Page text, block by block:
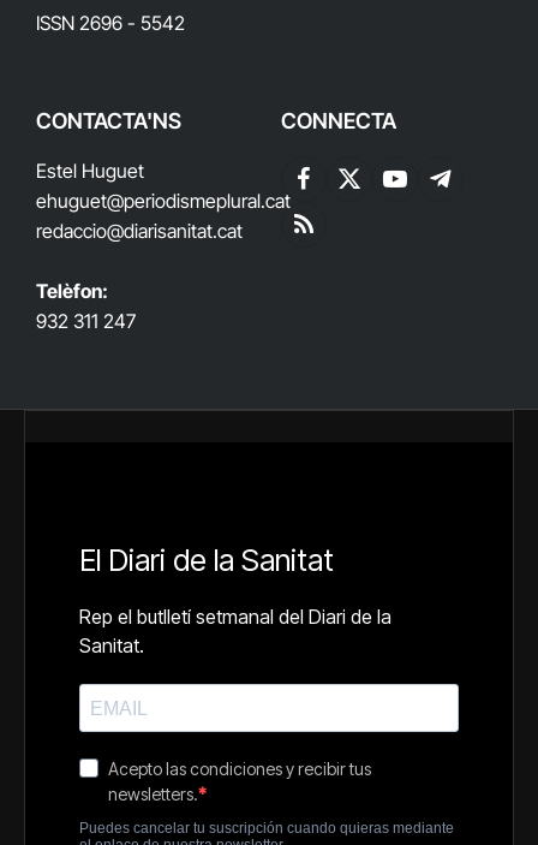
ISSN 2696 - 5542
CONTACTA'NS
Estel Huguet
ehuguet@periodismeplural.cat
redaccio@diarisanitat.cat
Telèfon:
932 311 247
CONNECTA
Facebook
X
YouTubeTelegram
RSS